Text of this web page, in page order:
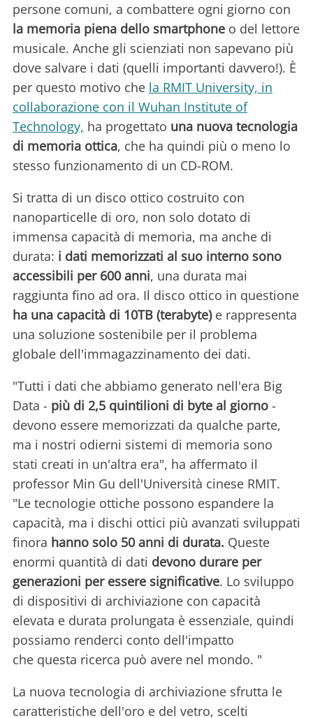
persone comuni, a combattere ogni giorno con
la memoria piena dello smartphone o del lettore
musicale. Anche gli scienziati non sapevano più
dove salvare i dati (quelli importanti davvero!). È
per questo motivo che la RMIT University, in
collaborazione con il Wuhan Institute of
Technology, ha progettato una nuova tecnologia
di memoria ottica, che ha quindi più o meno lo
stesso funzionamento di un CD-ROM.
Si tratta di un disco ottico costruito con
nanoparticelle di oro, non solo dotato di
immensa capacità di memoria, ma anche di
durata: i dati memorizzati al suo interno sono
accessibili per 600 anni, una durata mai
raggiunta fino ad ora. Il disco ottico in questione
ha una capacità di 10TB (terabyte)e rappresenta
una soluzione sostenibile per il problema
globale dell'immagazzinamento dei dati.
"Tutti i dati che abbiamo generato nell'era Big
Data - più di 2,5 quintilioni di byte al giorno -
devono essere memorizzati da qualche parte,
ma i nostri odierni sistemi di memoria sono
stati creati in un'altra era", ha affermato il
professor Min Gu dell'Università cinese RMIT.
"Le tecnologie ottiche possono espandere la
capacità, ma i dischi ottici più avanzati sviluppati
finora hanno solo 50 anni di durata. Queste
enormi quantità di dati devono durare per
generazioni per essere significative. Lo sviluppo
di dispositivi di archiviazione con capacità
elevata e durata prolungata è essenziale, quindi
possiamo renderci conto dell'impatto
che questa ricerca può avere nel mondo. "
La nuova tecnologia di archiviazione sfrutta le
caratteristiche dell'oro e del vetro, scelti